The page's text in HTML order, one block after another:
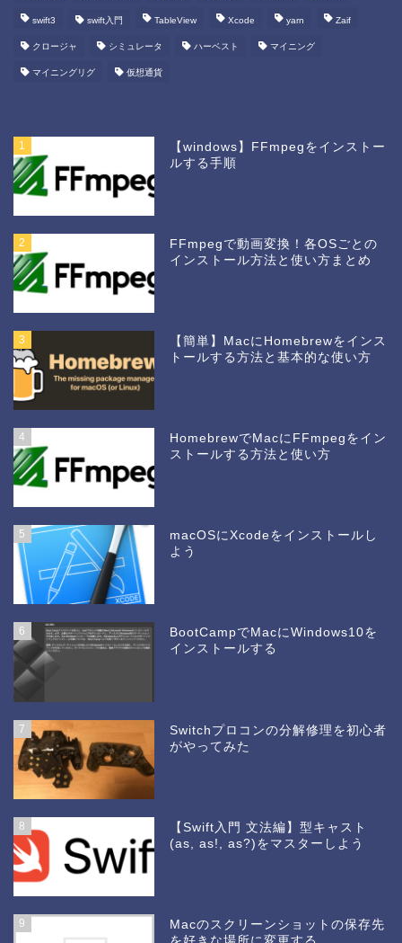
swift3 swift入門 TableView Xcode yarn Zaif
クロージャ シミュレータ ハーベスト マイニング
マイニングリグ 仮想通貨
1
【windows】FFmpegをインストー
ルする手順
2
FFmpegで動画変換！各OSごとの
インストール方法と使い方まとめ
3
【簡単】MacにHomebrewをインス
トールする方法と基本的な使い方
4
HomebrewでMacにFFmpegをイン
ストールする方法と使い方
5
macOSにXcodeをインストールし
よう
6
BootCampでMacにWindows10を
インストールする
7
Switchプロコンの分解修理を初心者
がやってみた
8
【Swift入門 文法編】型キャスト
(as, as!, as?)をマスターしよう
9
Macのスクリーンショットの保存先